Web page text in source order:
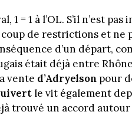
1 = 1 à l’OL. S’il n’est
de restrictions et ne
d’un départ,
était déjà entre
vente d’Adryelson pour
le vit également
trouvé un accord